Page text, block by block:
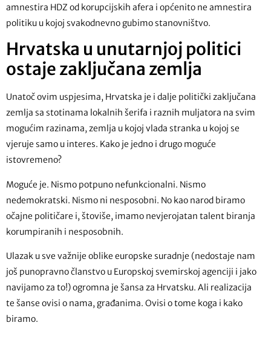
amnestira HDZ od korupcijskih afera i općenito ne amnestira
politiku u kojoj svakodnevno gubimo stanovništvo.
Hrvatska u unutarnjoj politici
ostaje zaključana zemlja
Unatoč ovim uspjesima, Hrvatska je i dalje politički zaključana
zemlja sa stotinama lokalnih šerifa i raznih muljatora na svim
mogućim razinama, zemlja u kojoj vlada stranka u kojoj se
vjeruje samo u interes. Kako je jedno i drugo moguće
istovremeno?
Moguće je. Nismo potpuno nefunkcionalni. Nismo
nedemokratski. Nismo ni nesposobni. No kao narod biramo
očajne političare i, štoviše, imamo nevjerojatan talent biranja
korumpiranih i nesposobnih.
Ulazak u sve važnije oblike europske suradnje (nedostaje nam
još punopravno članstvo u Europskoj svemirskoj agenciji i jako
navijamo za to!) ogromna je šansa za Hrvatsku. Ali realizacija
te šanse ovisi o nama, građanima. Ovisi o tome koga i kako
biramo.